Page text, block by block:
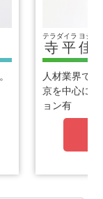
寺平
テラダイラ
佳
ヨシヒ
人材業界で
京を中心に
ョン有